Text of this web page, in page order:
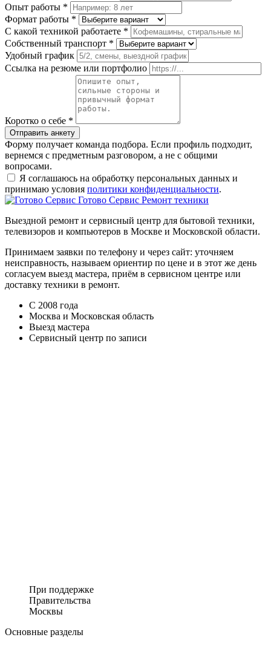
Опыт работы *
Формат работы *
С какой техникой работаете *
Собственный транспорт *
Удобный график
Ссылка на резюме или портфолио
Коротко о себе *
Отправить анкету
Форму получает команда подбора. Если профиль подходит,
вернемся с предметным разговором, а не с общими
вопросами.
Я соглашаюсь на обработку персональных данных и
принимаю условия политики конфиденциальности.
Готово Сервис Ремонт техники
Выездной ремонт и сервисный центр для бытовой техники,
телевизоров и компьютеров в Москве и Московской области.
Принимаем заявки по телефону и через сайт: уточняем
неисправность, называем ориентир по цене и в этот же день
согласуем выезд мастера, приём в сервисном центре или
доставку техники в ремонт.
С 2008 года
Москва и Московская область
Выезд мастера
Сервисный центр по записи
При поддержке
Правительства
Москвы
Основные разделы